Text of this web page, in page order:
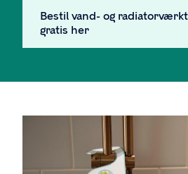
Bestil vand- og
gratis her